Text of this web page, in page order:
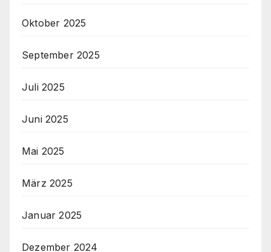
Oktober 2025
September 2025
Juli 2025
Juni 2025
Mai 2025
März 2025
Januar 2025
Dezember 2024